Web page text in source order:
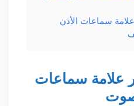
سماعات الأذن
علامة سماعات